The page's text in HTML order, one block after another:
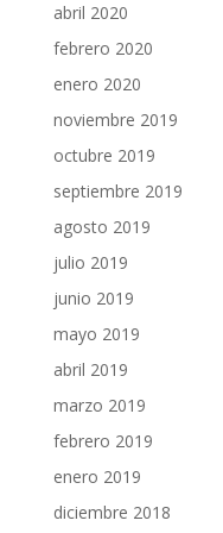
abril 2020
febrero 2020
enero 2020
noviembre 2019
octubre 2019
septiembre 2019
agosto 2019
julio 2019
junio 2019
mayo 2019
abril 2019
marzo 2019
febrero 2019
enero 2019
diciembre 2018